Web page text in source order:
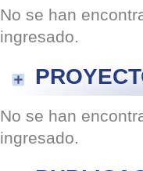
No se han
ingresado.
No se han
ingresado.